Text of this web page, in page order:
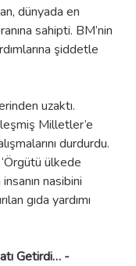
dünyada en
sahipti. BM’nin
şiddetle
uzaktı.
Milletler’e
durdurdu.
ülkede
nasibini
gıda yardımı
Getirdi… -